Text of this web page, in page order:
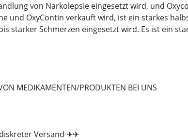
von Narkolepsie eingesetzt wird, und
und OxyContin verkauft wird, ist ein starkes
starker Schmerzen eingesetzt wird. Es ist ein
MEDIKAMENTEN/PRODUKTEN BEI UNS
Versand ✈✈